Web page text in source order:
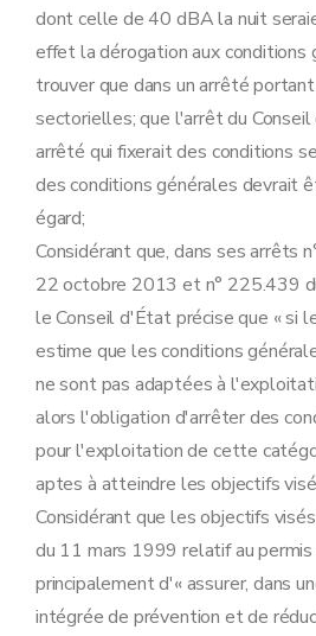
dont celle de 40 dBA la nuit
effet la dérogation aux conditions
trouver que dans un arrêté
sectorielles; que l'arrêt du
arrêté qui fixerait des conditions
des conditions générales devrait
égard;
Considérant que, dans ses arrêts
22 octobre 2013 et n° 225.439
le Conseil d'État précise que « si
estime que les conditions
ne sont pas adaptées à
alors l'obligation d'arrêter des
pour l'exploitation de cette
aptes à atteindre les objectifs
Considérant que les objectifs
du 11 mars 1999 relatif au
principalement d'« assurer, dans
intégrée de prévention et de